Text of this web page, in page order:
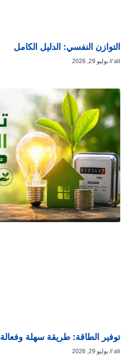
التوازن النفسي: الدليل الكامل
ali يوليو 29, 2026
توفير الطاقة: طريقة سهلة وفعالة
ali يوليو 29, 2026